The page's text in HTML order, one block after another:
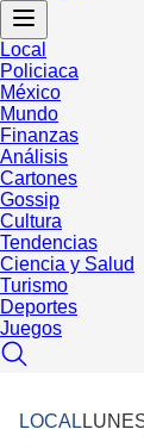
Local
Policiaca
México
Mundo
Finanzas
Análisis
Cartones
Gossip
Cultura
Tendencias
Ciencia y Salud
Turismo
Deportes
Juegos
LOCAL